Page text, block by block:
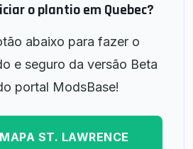
o plantio em Quebec?
abaixo para fazer o
e seguro da versão Beta
portal ModsBase!
ST. LAWRENCE